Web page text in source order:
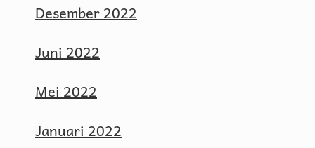
Desember 2022
Juni 2022
Mei 2022
Januari 2022